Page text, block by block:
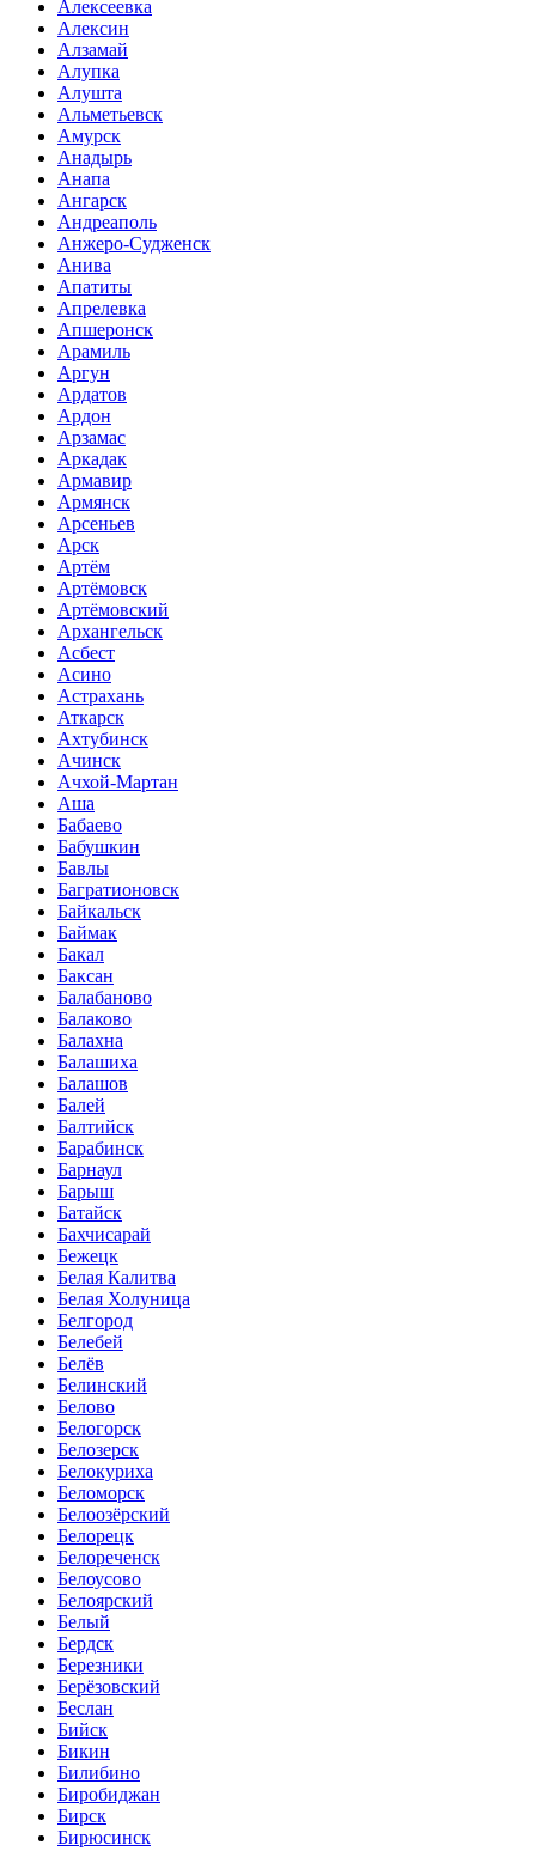
Алексеевка
Алексин
Алзамай
Алупка
Алушта
Альметьевск
Амурск
Анадырь
Анапа
Ангарск
Андреаполь
Анжеро-Судженск
Анива
Апатиты
Апрелевка
Апшеронск
Арамиль
Аргун
Ардатов
Ардон
Арзамас
Аркадак
Армавир
Армянск
Арсеньев
Арск
Артём
Артёмовск
Артёмовский
Архангельск
Асбест
Асино
Астрахань
Аткарск
Ахтубинск
Ачинск
Ачхой-Мартан
Аша
Бабаево
Бабушкин
Бавлы
Багратионовск
Байкальск
Баймак
Бакал
Баксан
Балабаново
Балаково
Балахна
Балашиха
Балашов
Балей
Балтийск
Барабинск
Барнаул
Барыш
Батайск
Бахчисарай
Бежецк
Белая Калитва
Белая Холуница
Белгород
Белебей
Белёв
Белинский
Белово
Белогорск
Белозерск
Белокуриха
Беломорск
Белоозёрский
Белорецк
Белореченск
Белоусово
Белоярский
Белый
Бердск
Березники
Берёзовский
Беслан
Бийск
Бикин
Билибино
Биробиджан
Бирск
Бирюсинск